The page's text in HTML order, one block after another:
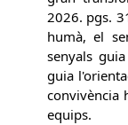
2026. pgs.
humà, el
senyals
guia
convivència
equips.